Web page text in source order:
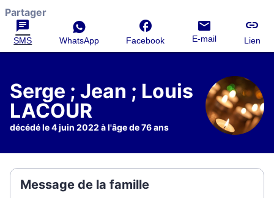
Partager
SMS WhatsApp Facebook E-mail Lien
Serge ; Jean ; Louis
LACOUR
décédé le 4 juin 2022 à l'âge de 76 ans
Message de la famille